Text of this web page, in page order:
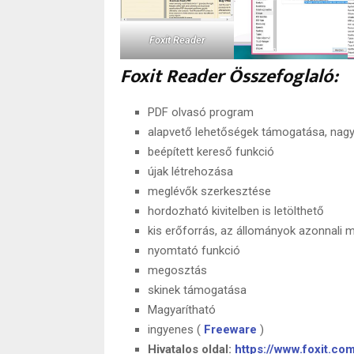
Foxit Reader
Foxit Reader Összefoglaló:
PDF olvasó program
alapvető lehetőségek támogatása,
beépített kereső funkció
újak létrehozása
meglévők szerkesztése
hordozható kivitelben is letölthető
kis erőforrás, az állományok azonnali
nyomtató funkció
megosztás
skinek támogatása
Magyarítható
ingyenes ( Freeware )
Hivatalos oldal: https://